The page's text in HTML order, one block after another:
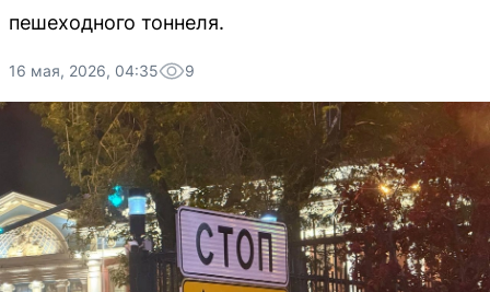
пешеходного тоннеля.
16 мая, 2026, 04:35 9